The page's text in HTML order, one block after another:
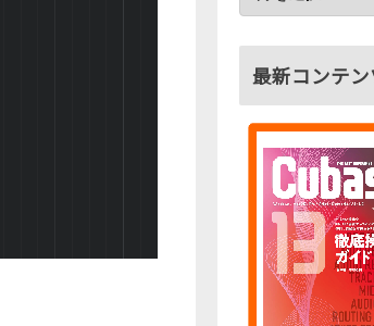
最新コンテン